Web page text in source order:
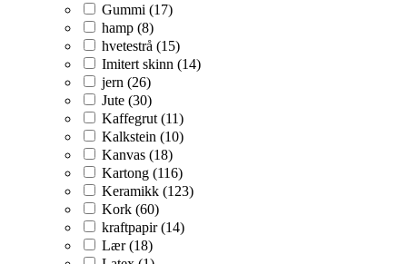
Gummi (17)
hamp (8)
hvetestrå (15)
Imitert skinn (14)
jern (26)
Jute (30)
Kaffegrut (11)
Kalkstein (10)
Kanvas (18)
Kartong (116)
Keramikk (123)
Kork (60)
kraftpapir (14)
Lær (18)